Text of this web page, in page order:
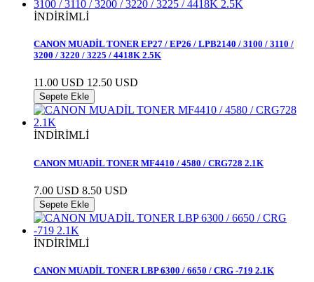
İNDİRİMLİ
CANON MUADİL TONER EP27 / EP26 / LPB2140 / 3100 / 3110 /
3200 / 3220 / 3225 / 4418K 2.5K
11.00 USD 12.50 USD
Sepete Ekle
İNDİRİMLİ
CANON MUADİL TONER MF4410 / 4580 / CRG728 2.1K
7.00 USD 8.50 USD
Sepete Ekle
İNDİRİMLİ
CANON MUADİL TONER LBP 6300 / 6650 / CRG -719 2.1K